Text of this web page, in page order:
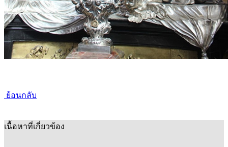
ย้อนกลับ
เนื้อหาที่เกี่ยวข้อง